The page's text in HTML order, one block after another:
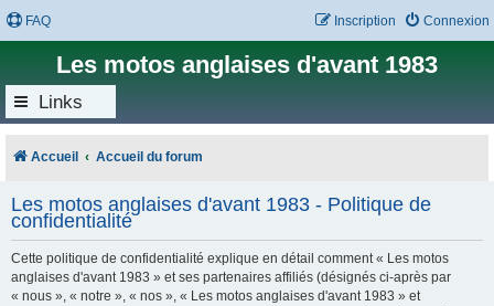
FAQ Connexion
Inscription
Les motos anglaises d'avant 1983
Links
Accueil Accueil du forum
Les motos anglaises d'avant 1983 - Politique de
confidentialité
Cette politique de confidentialité explique en détail comment « Les motos
anglaises d'avant 1983 » et ses partenaires affiliés (désignés ci-après par
« nous », « notre », « nos », « Les motos anglaises d'avant 1983 » et